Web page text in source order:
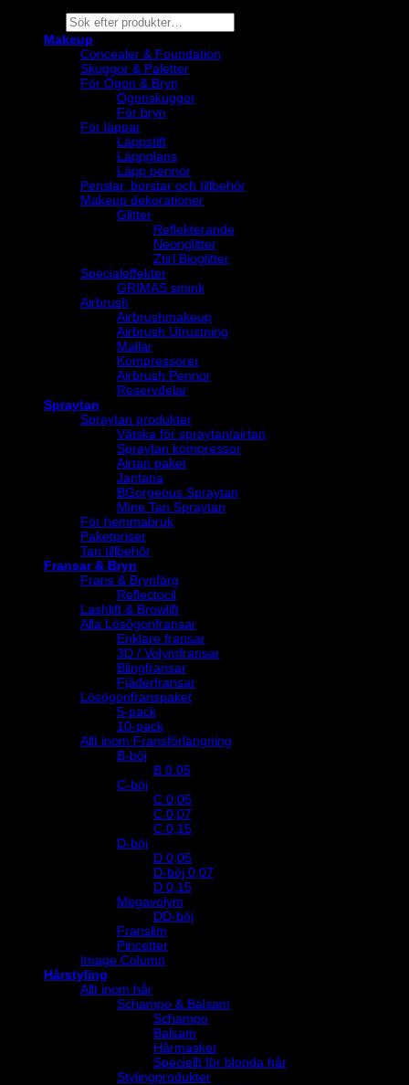
Products
search
Makeup
Concealer & Foundation
Skuggor & Paletter
För Ögon & Bryn
Ögonskuggor
För bryn
För läppar
Läppstift
Läppglans
Läpp pennor
Penslar, borstar och tillbehör
Makeup dekorationer
Glitter
Reflekterande
Neonglitter
Ztirl Bioglitter
Specialeffekter
GRIMAS smink
Airbrush
Airbrushmakeup
Airbrush Utrustning
Mallar
Kompressorer
Airbrush Pennor
Reservdelar
Spraytan
Spraytan produkter
Vätska för spraytan/airtan
Spraytan kompressor
Airtan paket
Jantana
BGorgeous Spraytan
Mine Tan Spraytan
För hemmabruk
Paketpriser
Tan tillbehör
Fransar & Bryn
Frans & Brynfärg
Reflectocil
Lashlift & Browlift
Alla Lösögonfransar
Enklare fransar
3D / Volymfransar
Blingfransar
Fjäderfransar
Lösögonfranspaket
5-pack
10-pack
Allt inom Fransförlängning
B-böj
B 0.05
C-böj
C 0,05
C 0,07
C 0,15
D-böj
D 0,05
D-böj 0,07
D 0,15
Megavolym
DD-böj
Franslim
Pincetter
Image Column
Hårstyling
Allt inom hår
Schampo & Balsam
Schampo
Balsam
Hårmasker
Speciellt för blonda hår
Stylingprodukter